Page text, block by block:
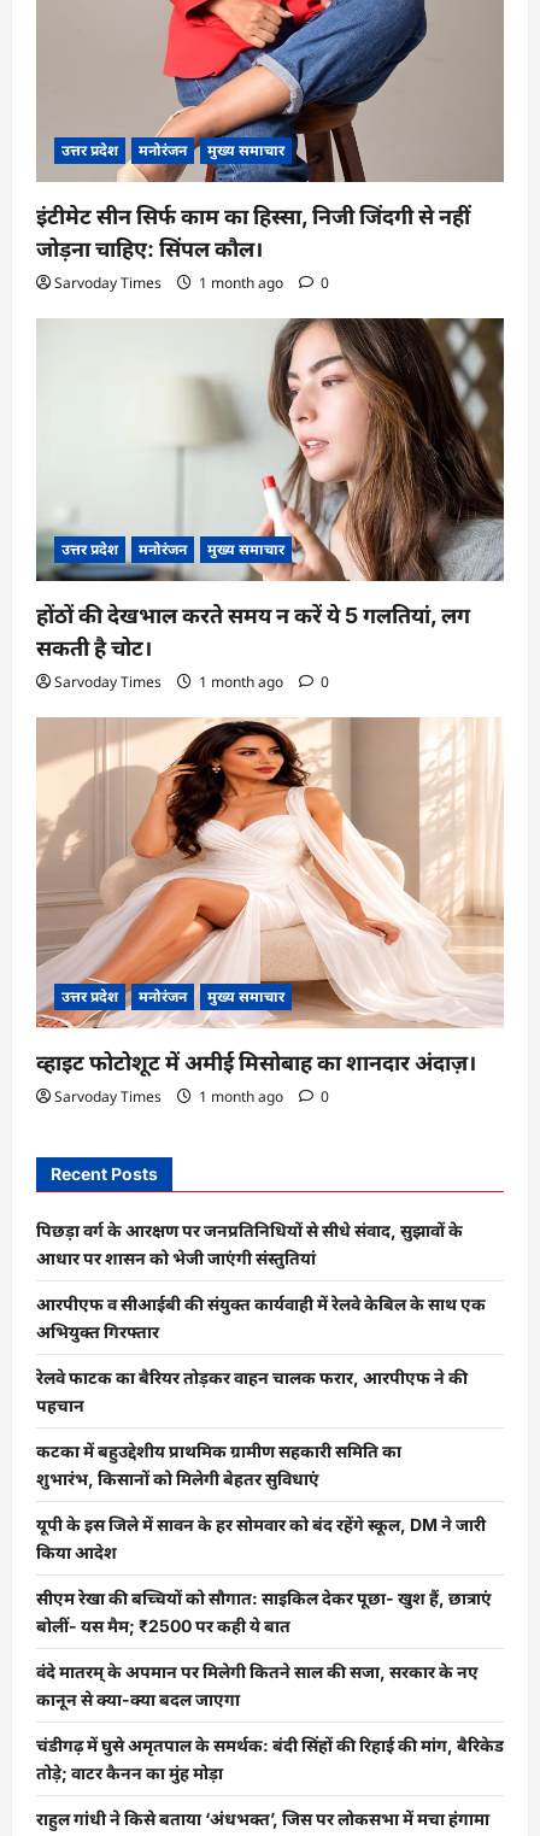
उत्तर प्रदेश मनोरंजन मुख्य समाचार
इंटीमेट सीन सिर्फ काम का हिस्सा, निजी जिंदगी से नहीं
जोड़ना चाहिए: सिंपल कौल।
Sarvoday Times 1 month ago 0
उत्तर प्रदेश मनोरंजन मुख्य समाचार
होंठों की देखभाल करते समय न करें ये 5 गलतियां, लग
सकती है चोट।
Sarvoday Times 1 month ago 0
उत्तर प्रदेश मनोरंजन मुख्य समाचार
व्हाइट फोटोशूट में अमीई मिसोबाह का शानदार अंदाज़।
Sarvoday Times 1 month ago 0
Recent Posts
पिछड़ा वर्ग के आरक्षण पर जनप्रतिनिधियों से सीधे संवाद, सुझावों के
आधार पर शासन को भेजी जाएंगी संस्तुतियां
आरपीएफ व सीआईबी की संयुक्त कार्यवाही में रेलवे केबिल के साथ एक
अभियुक्त गिरफ्तार
रेलवे फाटक का बैरियर तोड़कर वाहन चालक फरार, आरपीएफ ने की
पहचान
कटका में बहुउद्देशीय प्राथमिक ग्रामीण सहकारी समिति का
शुभारंभ, किसानों को मिलेगी बेहतर सुविधाएं
यूपी के इस जिले में सावन के हर सोमवार को बंद रहेंगे स्कूल, DM ने जारी
किया आदेश
सीएम रेखा की बच्चियों को सौगात: साइकिल देकर पूछा- खुश हैं, छात्राएं
बोलीं- यस मैम; ₹2500 पर कही ये बात
वंदे मातरम् के अपमान पर मिलेगी कितने साल की सजा, सरकार के नए
कानून से क्या-क्या बदल जाएगा
चंडीगढ़ में घुसे अमृतपाल के समर्थक: बंदी सिंहों की रिहाई की मांग, बैरिकेड
तोड़े; वाटर कैनन का मुंह मोड़ा
राहुल गांधी ने किसे बताया ‘अंधभक्त’, जिस पर लोकसभा में मचा हंगामा